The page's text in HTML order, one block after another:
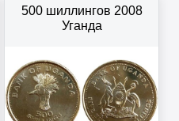
500 шиллингов 2008
Уганда